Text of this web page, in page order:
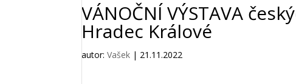
VÁNOČNÍ VÝSTAVA
Hradec Králové
autor:Vašek | 21.11.2022